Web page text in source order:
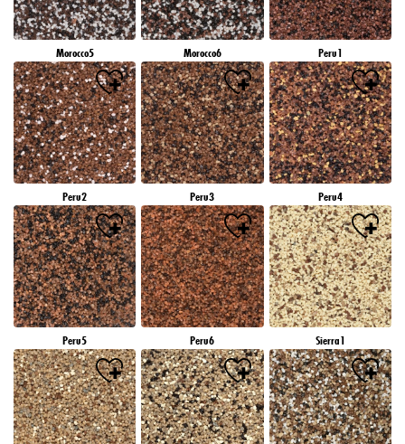
Morocco5 Morocco6 Peru1
Peru2 Peru3 Peru4
Peru5 Peru6 Sierra1